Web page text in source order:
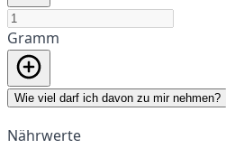
Gramm
Wie viel darf ich davon zu mir nehmen?
Nährwerte